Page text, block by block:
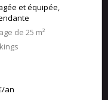
et équipée,
de 25 m²
an